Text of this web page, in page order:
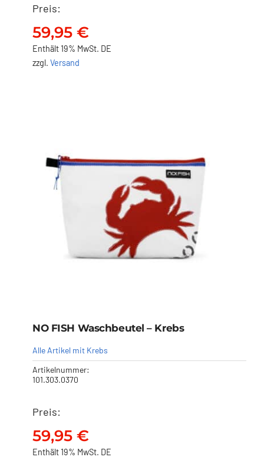
NO FISH Waschbeutel –
59,95
Preis:
59,95 €
Enthält 19% MwSt. DE
zzgl. Versand
NO FISH Waschbeutel –
59,95
NO FISH Waschbeutel – Krebs
Alle Artikel mit Krebs
Artikelnummer:
101.303.0370
Preis:
59,95 €
Enthält 19% MwSt. DE